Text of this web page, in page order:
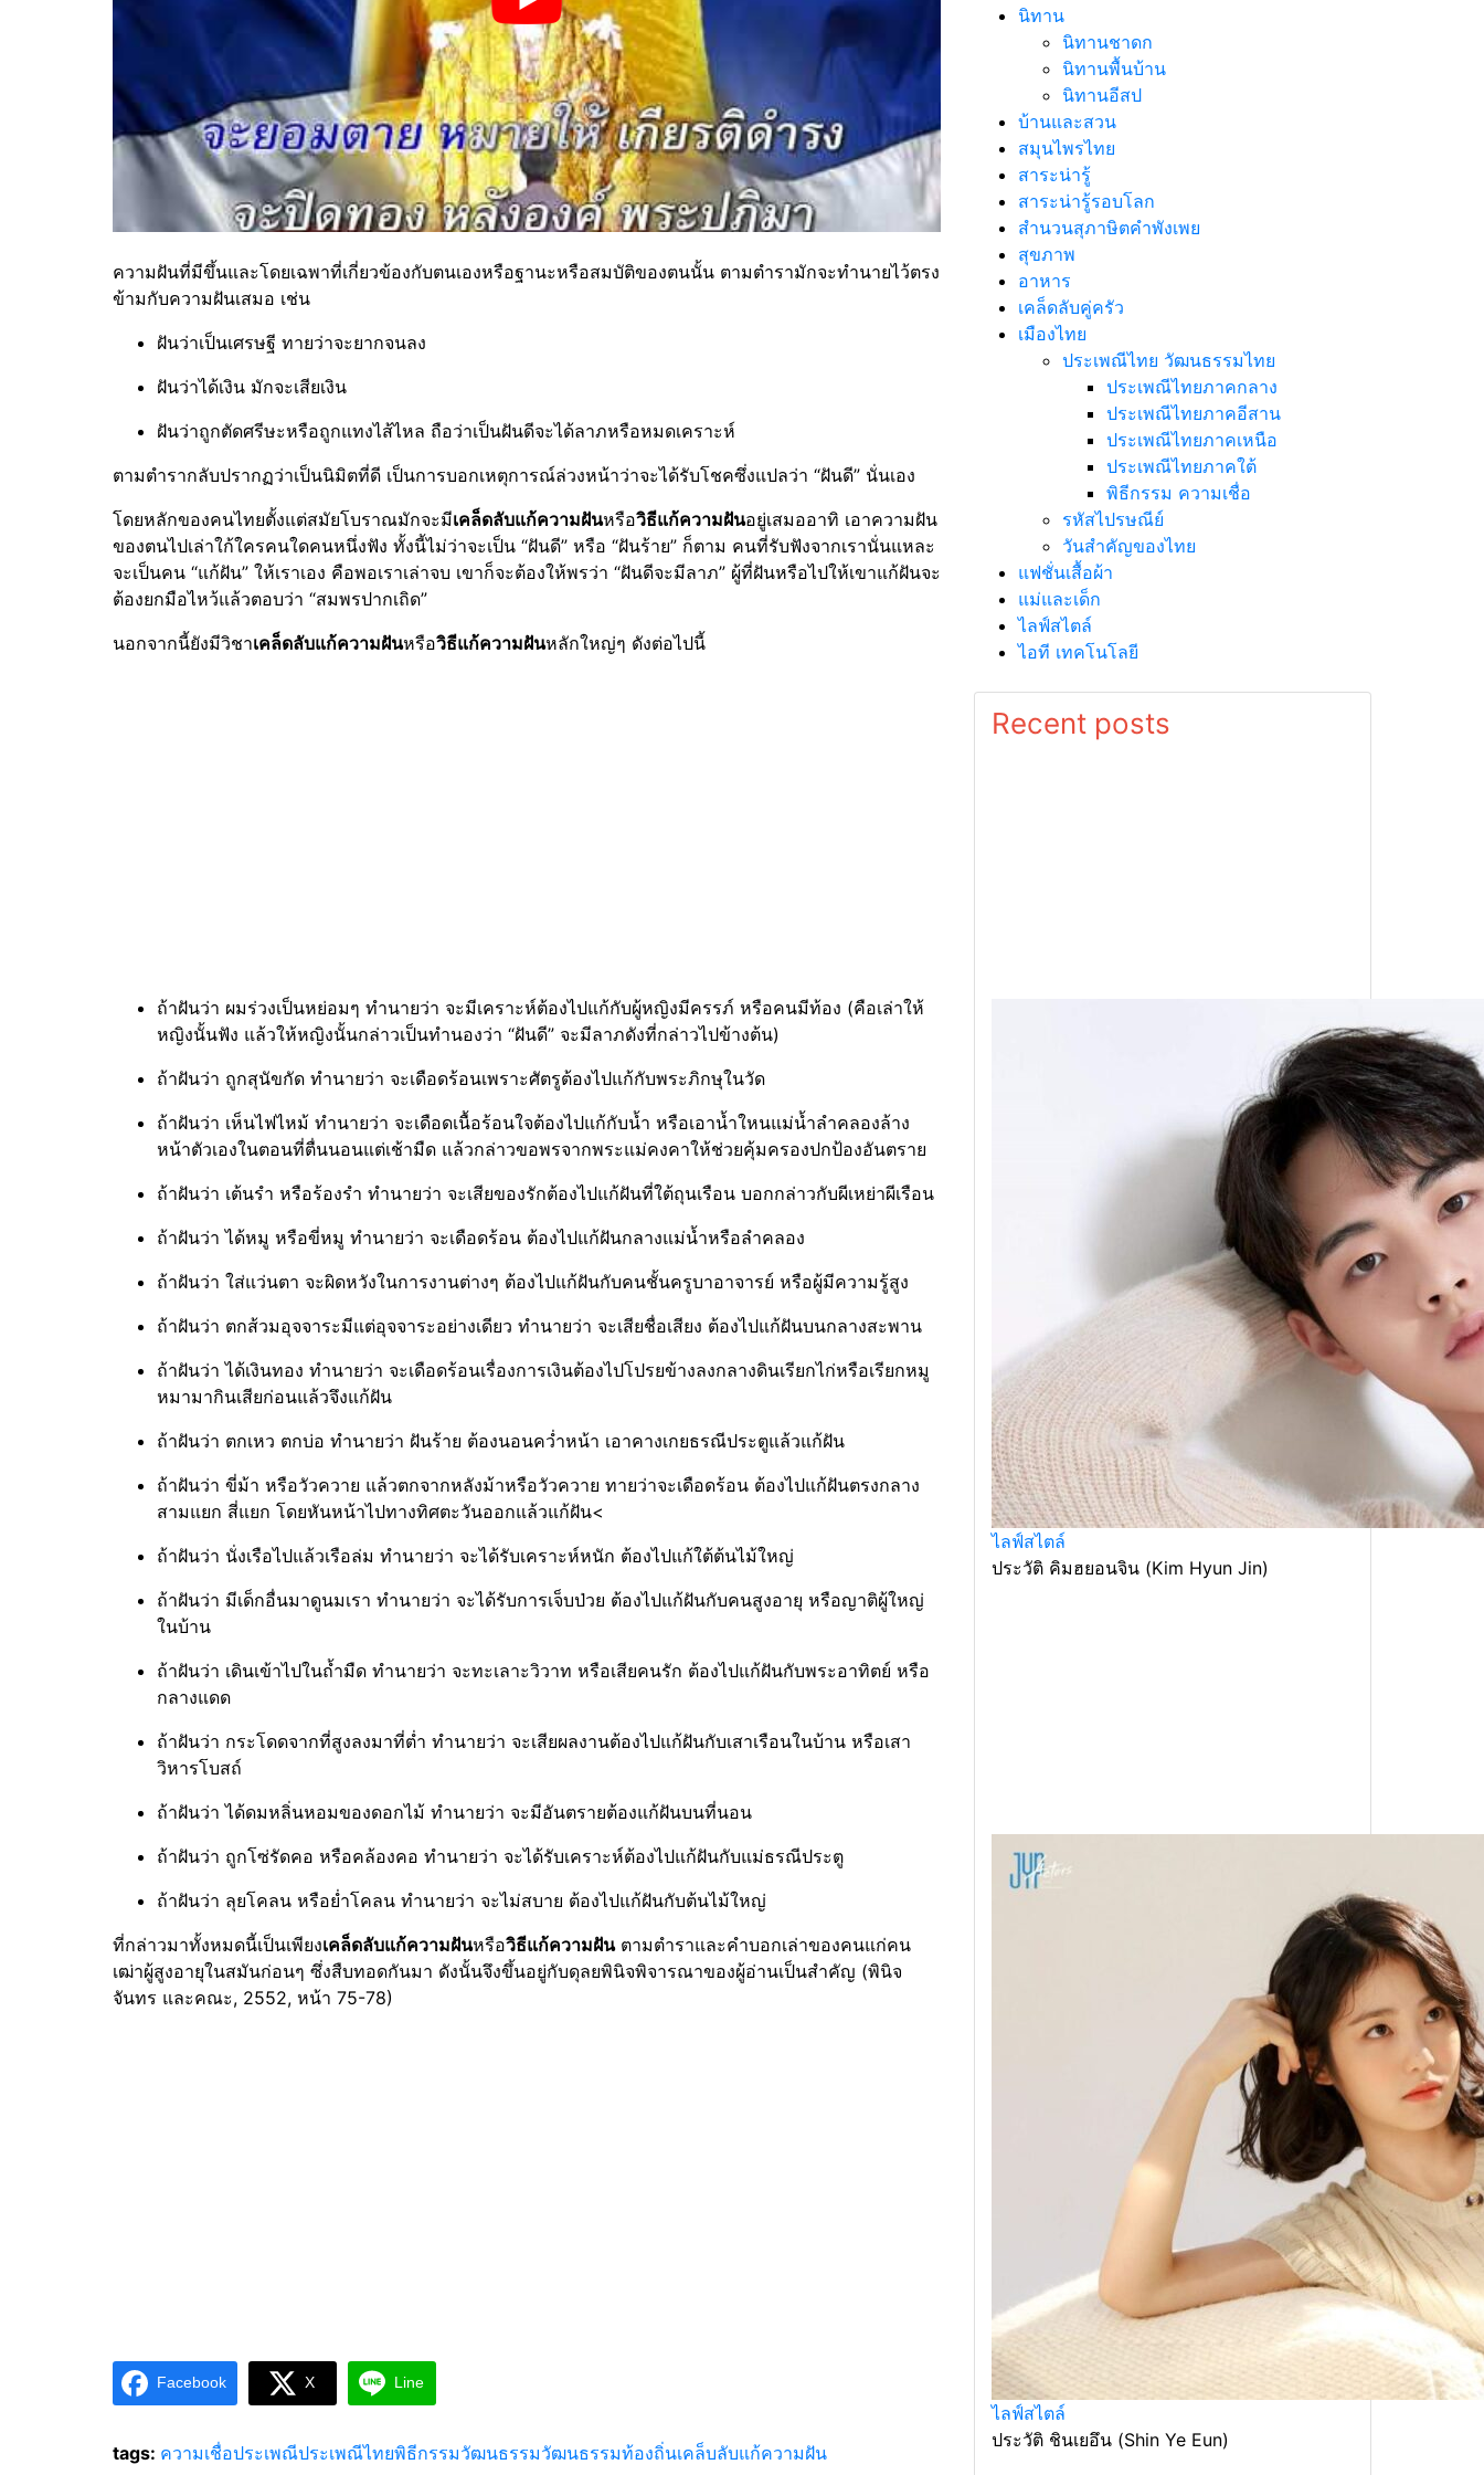
ความฝันที่มีขึ้นและโดยเฉพาที่เกี่ยวข้องกับตนเองหรือฐานะหรือสมบัติของตนนั้น ตามตำรามักจะทำนายไว้ตรง
ข้ามกับความฝันเสมอ เช่น
ฝันว่าเป็นเศรษฐี ทายว่าจะยากจนลง
ฝันว่าได้เงิน มักจะเสียเงิน
ฝันว่าถูกตัดศรีษะหรือถูกแทงไส้ไหล ถือว่าเป็นฝันดีจะได้ลาภหรือหมดเคราะห์
ตามตำรากลับปรากฏว่าเป็นนิมิตที่ดี เป็นการบอกเหตุการณ์ล่วงหน้าว่าจะได้รับโชคซึ่งแปลว่า “ฝันดี” นั่นเอง
โดยหลักของคนไทยตั้งแต่สมัยโบราณมักจะมีเคล็ดลับแก้ความฝันหรือวิธีแก้ความฝันอยู่เสมออาทิ เอาความฝัน
ของตนไปเล่าใก้ใครคนใดคนหนึ่งฟัง ทั้งนี้ไม่ว่าจะเป็น “ฝันดี” หรือ “ฝันร้าย” ก็ตาม คนที่รับฟังจากเรานั่นแหละ
จะเป็นคน “แก้ฝัน” ให้เราเอง คือพอเราเล่าจบ เขาก็จะต้องให้พรว่า “ฝันดีจะมีลาภ” ผู้ที่ฝันหรือไปให้เขาแก้ฝันจะ
ต้องยกมือไหว้แล้วตอบว่า “สมพรปากเถิด”
นอกจากนี้ยังมีวิชาเคล็ดลับแก้ความฝันหรือวิธีแก้ความฝันหลักใหญ่ๆ ดังต่อไปนี้
ถ้าฝันว่า ผมร่วงเป็นหย่อมๆ ทำนายว่า จะมีเคราะห์ต้องไปแก้กับผู้หญิงมีครรภ์ หรือคนมีท้อง (คือเล่าให้
หญิงนั้นฟัง แล้วให้หญิงนั้นกล่าวเป็นทำนองว่า “ฝันดี” จะมีลาภดังที่กล่าวไปข้างต้น)
ถ้าฝันว่า ถูกสุนัขกัด ทำนายว่า จะเดือดร้อนเพราะศัตรูต้องไปแก้กับพระภิกษุในวัด
ถ้าฝันว่า เห็นไฟไหม้ ทำนายว่า จะเดือดเนื้อร้อนใจต้องไปแก้กับน้ำ หรือเอาน้ำใหนแม่น้ำลำคลองล้าง
หน้าตัวเองในตอนที่ตื่นนอนแต่เช้ามืด แล้วกล่าวขอพรจากพระแม่คงคาให้ช่วยคุ้มครองปกป้องอันตราย
ถ้าฝันว่า เต้นรำ หรือร้องรำ ทำนายว่า จะเสียของรักต้องไปแก้ฝันที่ใต้ถุนเรือน บอกกล่าวกับผีเหย่าผีเรือน
ถ้าฝันว่า ได้หมู หรือขี่หมู ทำนายว่า จะเดือดร้อน ต้องไปแก้ฝันกลางแม่น้ำหรือลำคลอง
ถ้าฝันว่า ใส่แว่นตา จะผิดหวังในการงานต่างๆ ต้องไปแก้ฝันกับคนชั้นครูบาอาจารย์ หรือผู้มีความรู้สูง
ถ้าฝันว่า ตกส้วมอุจจาระมีแต่อุจจาระอย่างเดียว ทำนายว่า จะเสียชื่อเสียง ต้องไปแก้ฝันบนกลางสะพาน
ถ้าฝันว่า ได้เงินทอง ทำนายว่า จะเดือดร้อนเรื่องการเงินต้องไปโปรยข้างลงกลางดินเรียกไก่หรือเรียกหมู
หมามากินเสียก่อนแล้วจึงแก้ฝัน
ถ้าฝันว่า ตกเหว ตกบ่อ ทำนายว่า ฝันร้าย ต้องนอนคว่ำหน้า เอาคางเกยธรณีประตูแล้วแก้ฝัน
ถ้าฝันว่า ขี่ม้า หรือวัวควาย แล้วตกจากหลังม้าหรือวัวควาย ทายว่าจะเดือดร้อน ต้องไปแก้ฝันตรงกลาง
สามแยก สี่แยก โดยหันหน้าไปทางทิศตะวันออกแล้วแก้ฝัน<
ถ้าฝันว่า นั่งเรือไปแล้วเรือล่ม ทำนายว่า จะได้รับเคราะห์หนัก ต้องไปแก้ใต้ต้นไม้ใหญ่
ถ้าฝันว่า มีเด็กอื่นมาดูนมเรา ทำนายว่า จะได้รับการเจ็บป่วย ต้องไปแก้ฝันกับคนสูงอายุ หรือญาติผู้ใหญ่
ในบ้าน
ถ้าฝันว่า เดินเข้าไปในถ้ำมืด ทำนายว่า จะทะเลาะวิวาท หรือเสียคนรัก ต้องไปแก้ฝันกับพระอาทิตย์ หรือ
กลางแดด
ถ้าฝันว่า กระโดดจากที่สูงลงมาที่ต่ำ ทำนายว่า จะเสียผลงานต้องไปแก้ฝันกับเสาเรือนในบ้าน หรือเสา
วิหารโบสถ์
ถ้าฝันว่า ได้ดมหลิ่นหอมของดอกไม้ ทำนายว่า จะมีอันตรายต้องแก้ฝันบนที่นอน
ถ้าฝันว่า ถูกโซ่รัดคอ หรือคล้องคอ ทำนายว่า จะได้รับเคราะห์ต้องไปแก้ฝันกับแม่ธรณีประตู
ถ้าฝันว่า ลุยโคลน หรือย่ำโคลน ทำนายว่า จะไม่สบาย ต้องไปแก้ฝันกับต้นไม้ใหญ่
ที่กล่าวมาทั้งหมดนี้เป็นเพียงเคล็ดลับแก้ความฝันหรือวิธีแก้ความฝันตามตำราและคำบอกเล่าของคนแก่คน
เฒ่าผู้สูงอายุในสมันก่อนๆ ซึ่งสืบทอดกันมา ดังนั้นจึงขึ้นอยู่กับดุลยพินิจพิจารณาของผู้อ่านเป็นสำคัญ (พินิจ
จันทร และคณะ, 2552, หน้า 75-78)
Facebook X Line
tags: ความเชื่อประเพณีประเพณีไทยพิธีกรรมวัฒนธรรมวัฒนธรรมท้องถิ่นเคล็บลับแก้ความฝัน
นิทาน
นิทานชาดก
นิทานพื้นบ้าน
นิทานอีสป
บ้านและสวน
สมุนไพรไทย
สาระน่ารู้
สาระน่ารู้รอบโลก
สำนวนสุภาษิตคำพังเพย
สุขภาพ
อาหาร
เคล็ดลับคู่ครัว
เมืองไทย
ประเพณีไทย วัฒนธรรมไทย
ประเพณีไทยภาคกลาง
ประเพณีไทยภาคอีสาน
ประเพณีไทยภาคเหนือ
ประเพณีไทยภาคใต้
พิธีกรรม ความเชื่อ
รหัสไปรษณีย์
วันสำคัญของไทย
แฟชั่นเสื้อผ้า
แม่และเด็ก
ไลฟ์สไตล์
ไอที เทคโนโลยี
Recent posts
ไลฟ์สไตล์
ประวัติ คิมฮยอนจิน (Kim Hyun Jin)
ไลฟ์สไตล์
ประวัติ ชินเยอึน (Shin Ye Eun)